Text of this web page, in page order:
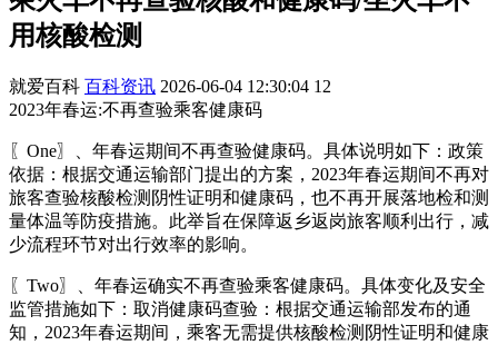
用核酸检测
就爱百科 百科资讯 2026-06-04 12:30:04 12
2023年春运:不再查验乘客健康码
〖One〗、年春运期间不再查验健康码。具体说明如下：政策
依据：根据交通运输部门提出的方案，2023年春运期间不再对
旅客查验核酸检测阴性证明和健康码，也不再开展落地检和测
量体温等防疫措施。此举旨在保障返乡返岗旅客顺利出行，减
少流程环节对出行效率的影响。
〖Two〗、年春运确实不再查验乘客健康码。具体变化及安全
监管措施如下：取消健康码查验：根据交通运输部发布的通
知，2023年春运期间，乘客无需提供核酸检测阴性证明和健康